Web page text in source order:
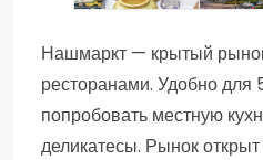
ПРОГУЛКА ПО НАШМАРКТ —
ЦЕНТРАЛЬНОМУ РЫНКУ
(ПЕШЕХОДНАЯ ЭКСКУРСИЯ)
ВЕНА ВДОЛЬ
Нашмаркт — крытый
ресторанами. Удобно для
попробовать местную
деликатесы. Рынок